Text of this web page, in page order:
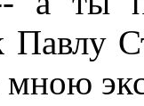
Павлу